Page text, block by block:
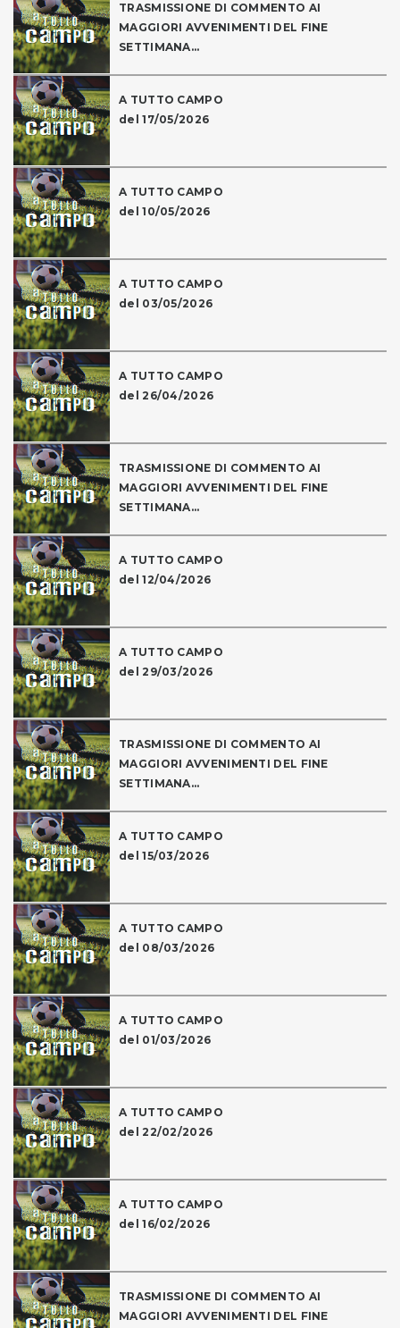
TRASMISSIONE DI COMMENTO AI
MAGGIORI AVVENIMENTI DEL FINE
SETTIMANA...
A TUTTO CAMPO
del 17/05/2026
A TUTTO CAMPO
del 10/05/2026
A TUTTO CAMPO
del 03/05/2026
A TUTTO CAMPO
del 26/04/2026
TRASMISSIONE DI COMMENTO AI
MAGGIORI AVVENIMENTI DEL FINE
SETTIMANA...
A TUTTO CAMPO
del 12/04/2026
A TUTTO CAMPO
del 29/03/2026
TRASMISSIONE DI COMMENTO AI
MAGGIORI AVVENIMENTI DEL FINE
SETTIMANA...
A TUTTO CAMPO
del 15/03/2026
A TUTTO CAMPO
del 08/03/2026
A TUTTO CAMPO
del 01/03/2026
A TUTTO CAMPO
del 22/02/2026
A TUTTO CAMPO
del 16/02/2026
TRASMISSIONE DI COMMENTO AI
MAGGIORI AVVENIMENTI DEL FINE